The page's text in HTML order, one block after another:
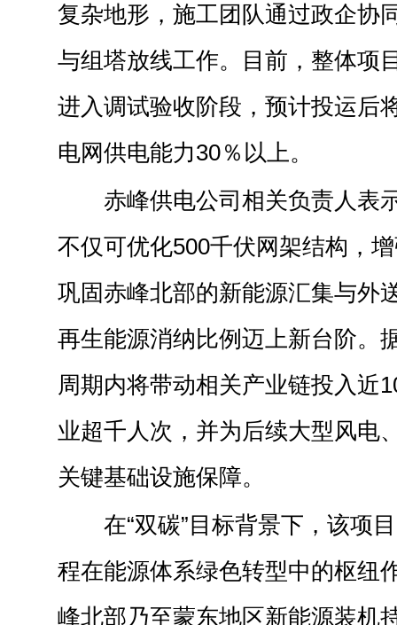
复杂地形，施工团队通过政企协
与组塔放线工作。目前，整体项
进入调试验收阶段，预计投运后
电网供电能力30％以上。
赤峰供电公司相关负责人表
不仅可优化500千伏网架结构，
巩固赤峰北部的新能源汇集与外
再生能源消纳比例迈上新台阶。
周期内将带动相关产业链投入近
业超千人次，并为后续大型风电
关键基础设施保障。
在“双碳”目标背景下，该项
程在能源体系绿色转型中的枢纽
峰北部乃至蒙东地区新能源装机